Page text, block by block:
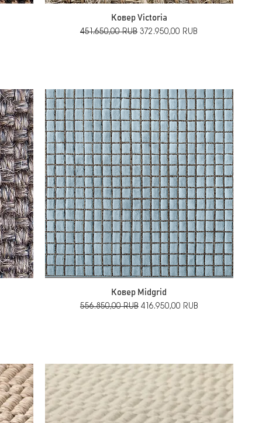
Ковер Victoria
Обычная цена
451.650,00 RUB Цена со скидкой
372.950,00 RUB
Ковер Midgrid
Обычная цена
556.850,00 RUB Цена со скидкой
416.950,00 RUB